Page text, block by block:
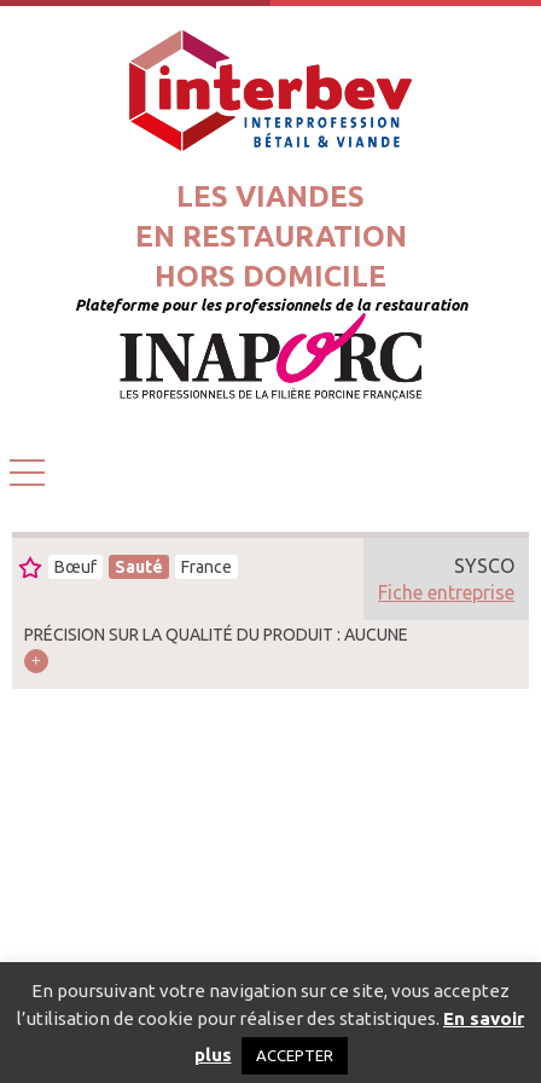
LES VIANDES
EN RESTAURATION
HORS DOMICILE
Plateforme pour les professionnels de la restauration
Bœuf Sauté France
PRÉCISION SUR LA QUALITÉ DU PRODUIT : AUCUNE
SYSCO
Fiche entreprise
Catalogue pour localiser les fournisseurs
Politique de confidentialité
En poursuivant votre navigation sur ce site, vous acceptez
l’utilisation de cookie pour réaliser des statistiques. En savoir
plus
ACCEPTER